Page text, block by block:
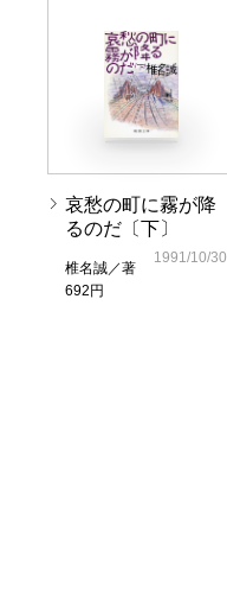
哀愁の町に霧が降
るのだ〔下〕
椎名誠／著
692円
1991/10/30